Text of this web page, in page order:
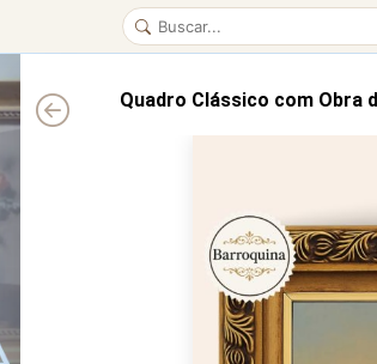
Quadro Clássico com Obra